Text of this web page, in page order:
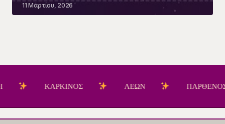
11 Μαρτίου, 2026
ΚΑΡΚΙΝΟΣ ΛΕΩΝ ΠΑΡΘΕΝΟΣ